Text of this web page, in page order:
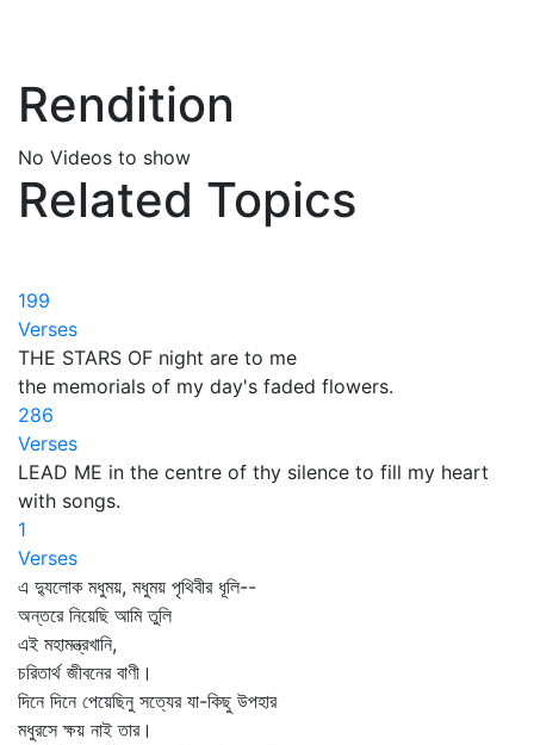
Rendition
No Videos to show
Related Topics
199
Verses
THE STARS OF night are to me
the memorials of my day's faded flowers.
286
Verses
LEAD ME in the centre of thy silence to fill my heart
with songs.
1
Verses
এ দ্যুলোক মধুময়, মধুময় পৃথিবীর ধূলি--
অন্তরে নিয়েছি আমি তুলি
এই মহামন্ত্রখানি,
চরিতার্থ জীবনের বাণী।
দিনে দিনে পেয়েছিনু সত্যের যা-কিছু উপহার
মধুরসে ক্ষয় নাই তার।